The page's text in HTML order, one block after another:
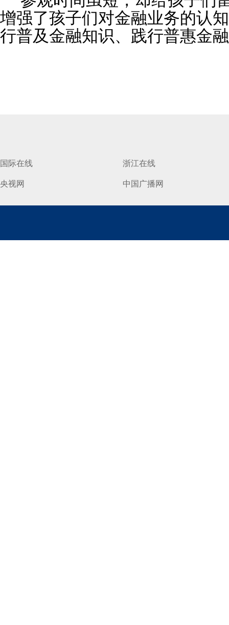
增强了孩子们对金融业务的认
行普及金融知识、践行普惠金
国际在线 浙江在线
央视网 中国广播网